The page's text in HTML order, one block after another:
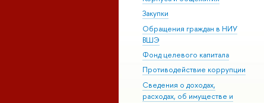
Закупки
Обращения граждан в НИУ
ВШЭ
Фонд целевого капитала
Противодействие коррупции
Сведения о доходах,
расходах, об имуществе и